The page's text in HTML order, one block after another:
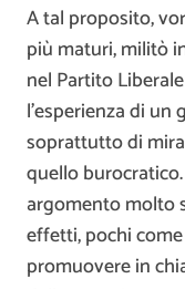
A tal proposito,
più maturi, militò
nel Partito
l’esperienza di
soprattutto di
quello
argomento molto
effetti, pochi
promuovere in